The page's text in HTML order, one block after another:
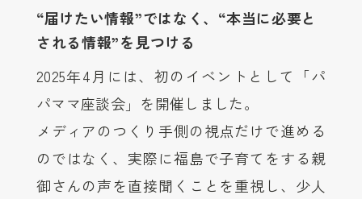
“届けたい情報”ではなく、“本当に必要と
される情報”を見つける
2025年4月には、初のイベントとして「パ
パママ座談会」を開催しました。
メディアのつくり手側の視点だけで進める
のではなく、実際に福島で子育てをする親
御さんの声を直接聞くことを重視し、少人